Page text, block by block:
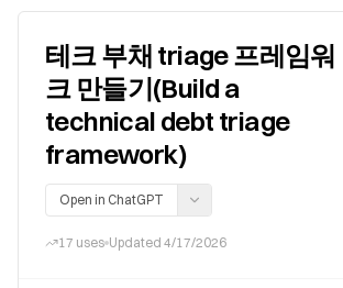
테크 부채 triage 프레임워
크 만들기(Build a
technical debt triage
framework)
Open in ChatGPT
17 uses Updated 4/17/2026